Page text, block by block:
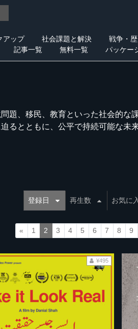
アップ 社会課題と解決 戦争・歴
記事一覧
無料一覧 パッケー
題、移民、教育といった社会的な
るとともに、公平で持続可能な未
登録日 再生数 お気に
« 1 2 3 4 5 6 7 8 9
¥495